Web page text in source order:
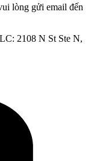
lòng gửi email đến
2108 N St Ste N,